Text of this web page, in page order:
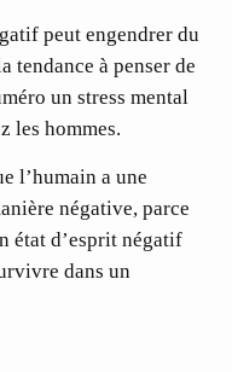
peut engendrer du
tendance à penser de
un stress mental
les hommes.
l’humain a une
négative, parce
état d’esprit négatif
dans un